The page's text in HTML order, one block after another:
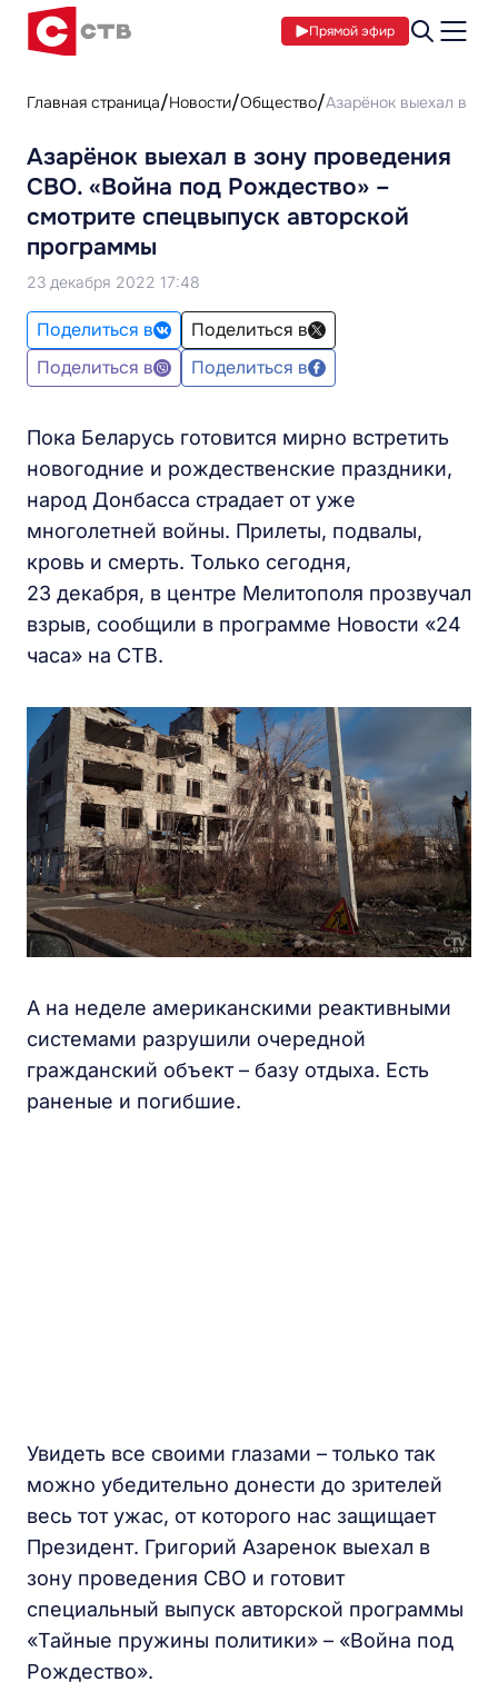
Прямой эфир
Главная страница Новости Общество Азарёнок выехал в
Азарёнок выехал в зону проведения
СВО. «Война под Рождество» –
смотрите спецвыпуск авторской
программы
23 декабря 2022 17:48
Поделиться в
Поделиться в
Поделиться в
Поделиться в
Пока Беларусь готовится мирно встретить
новогодние и рождественские праздники,
народ Донбасса страдает от уже
многолетней войны. Прилеты, подвалы,
кровь и смерть. Только сегодня,
23 декабря, в центре Мелитополя прозвучал
взрыв, сообщили в программе Новости «24
часа» на СТВ.
А на неделе американскими реактивными
системами разрушили очередной
гражданский объект – базу отдыха. Есть
раненые и погибшие.
Увидеть все своими глазами – только так
можно убедительно донести до зрителей
весь тот ужас, от которого нас защищает
Президент. Григорий Азаренок выехал в
зону проведения СВО и готовит
специальный выпуск авторской программы
«Тайные пружины политики» – «Война под
Рождество».